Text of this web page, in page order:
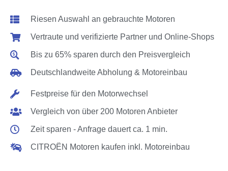
Riesen Auswahl an gebrauchte Motoren
Vertraute und verifizierte Partner und Online-Shops
Bis zu 65% sparen durch den Preisvergleich
Deutschlandweite Abholung & Motoreinbau
Festpreise für den Motorwechsel
Vergleich von über 200 Motoren Anbieter
Zeit sparen - Anfrage dauert ca. 1 min.
CITROËN Motoren kaufen inkl. Motoreinbau